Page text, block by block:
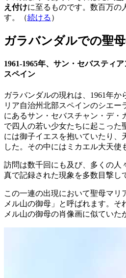
え付けに至るものです。数百万の
す。（続ける ）
ガラバンダルでの聖
1961-1965年、サン・セバスティ
スペイン
ガラバンダルの現れは、1961年か
リア自治州北部スペインのシエー
にあるサン・セバスチャン・デ・
で四人の若い少女たちに起こった
には御子イエスを抱いていたり、
した。その中にはミカエル大天使
訪問は数千回にも及び、多くの人
真で記録された現象を多数目撃し
この一連の出現において聖母マリ
メル山の御母」と呼ばれます。そ
メル山の御母の肖像画に似ていた